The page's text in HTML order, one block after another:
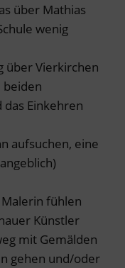
über Mathias
wenig
über Vierkirchen
beiden
das Einkehren
aufsuchen, eine
fühlen
Künstler
mit Gemälden
gehen und/oder